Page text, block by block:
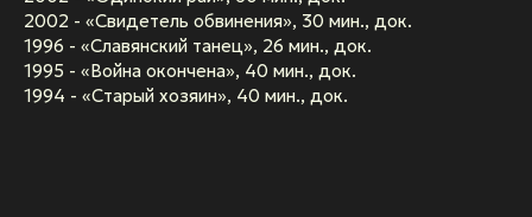
2002 - «Свидетель обвинения», 30 мин., док.
1996 - «Славянский танец», 26 мин., док.
1995 - «Война окончена», 40 мин., док.
1994 - «Старый хозяин», 40 мин., док.